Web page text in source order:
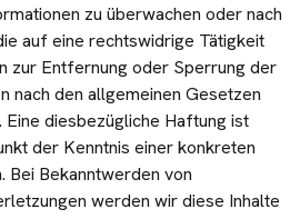
zu überwachen oder nach
auf eine rechtswidrige Tätigkeit
zur Entfernung oder Sperrung der
nach den allgemeinen Gesetzen
diesbezügliche Haftung ist
der Kenntnis einer konkreten
Bei Bekanntwerden von
werden wir diese Inhalte